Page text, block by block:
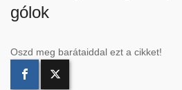
gólok
Oszd meg barátaiddal ezt a cikket!